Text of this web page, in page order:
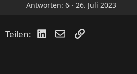
Antworten 6 26. Juli 2023
Teilen: LinkedIn
E-MailLink